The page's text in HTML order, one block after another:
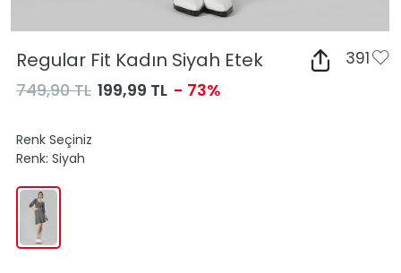
Regular Fit Kadın Siyah Etek 391
749,90 TL 199,99 TL - 73%
Renk Seçiniz
Renk: Siyah